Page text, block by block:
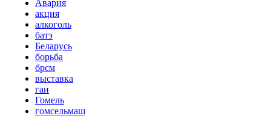
Авария
акция
алкоголь
батэ
Беларусь
борьба
брсм
выставка
гаи
Гомель
гомсельмаш